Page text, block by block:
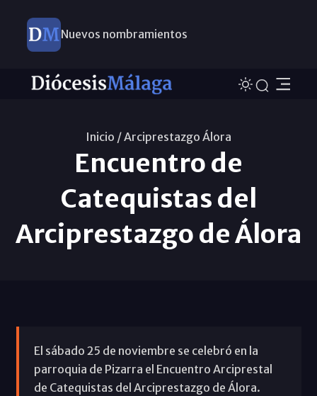
Nuevos nombramientos
Inicio /Arciprestazgo Álora
Encuentro de
Catequistas del
Arciprestazgo de Álora
El sábado 25 de noviembre se celebró en la
parroquia de Pizarra el Encuentro Arciprestal
de Catequistas del Arciprestazgo de Álora.